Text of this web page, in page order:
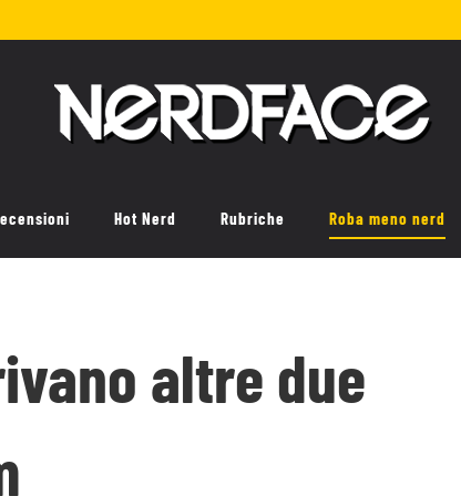
Hot Nerd Rubriche Roba meno nerd
altre due